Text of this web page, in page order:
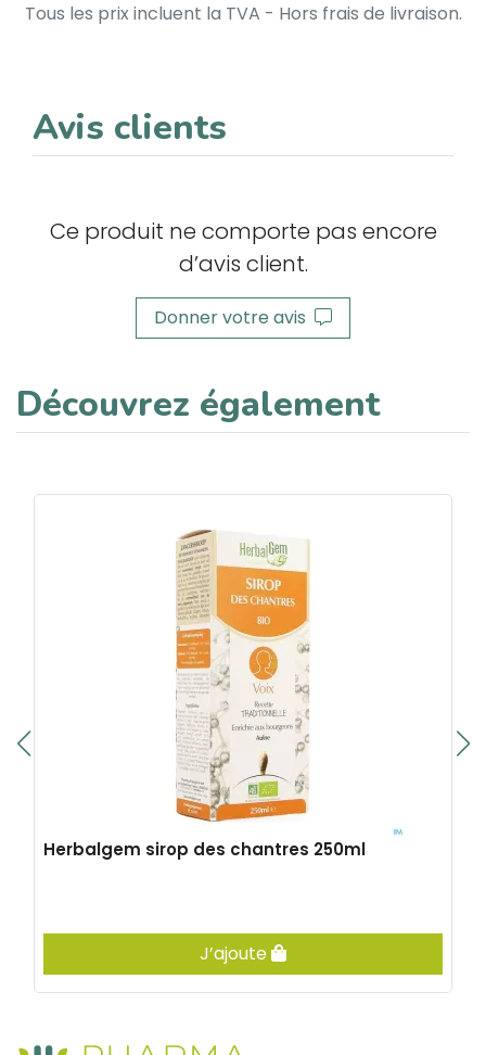
Tous les prix incluent la TVA - Hors frais de livraison.
Avis clients
Ce produit ne comporte pas encore
d’avis client.
Donner votre avis
Découvrez également
Herbalgem sirop des chantres 250ml
J’ajoute